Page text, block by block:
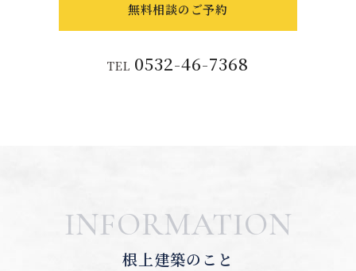
無料相談のご予約
TEL 0532-46-7368
INFORMATION
根上建築のこと